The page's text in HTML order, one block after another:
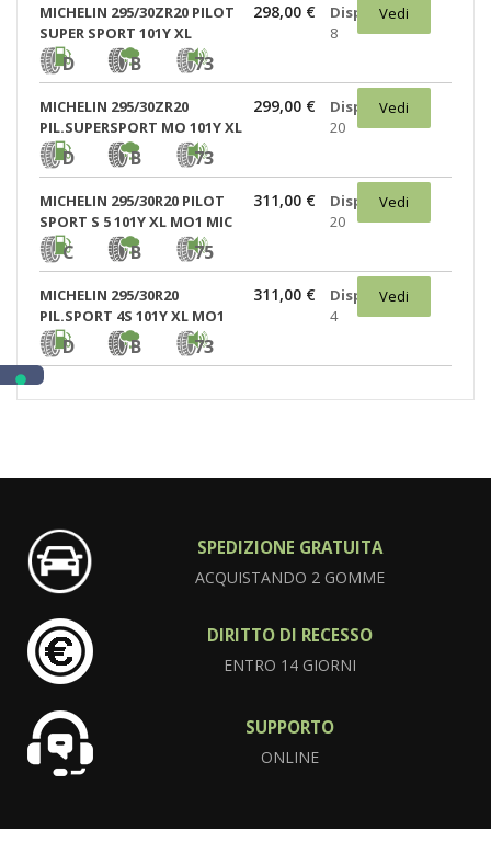
MICHELIN 295/30ZR20 PILOT
SUPER SPORT 101Y XL
D B 73
298,00 €
Disponibili:
8
Vedi
MICHELIN 295/30ZR20
PIL.SUPERSPORT MO 101Y XL
D B 73
299,00 €
Disponibili:
20
Vedi
MICHELIN 295/30R20 PILOT
SPORT S 5 101Y XL MO1 MIC
C B 75
311,00 €
Disponibili:
20
Vedi
MICHELIN 295/30R20
PIL.SPORT 4S 101Y XL MO1
D B 73
311,00 €
Disponibili:
4
Vedi
SPEDIZIONE GRATUITA
ACQUISTANDO 2 GOMME
DIRITTO DI RECESSO
ENTRO 14 GIORNI
SUPPORTO
ONLINE